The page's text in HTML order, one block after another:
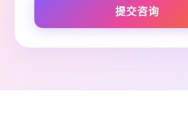
提交咨询